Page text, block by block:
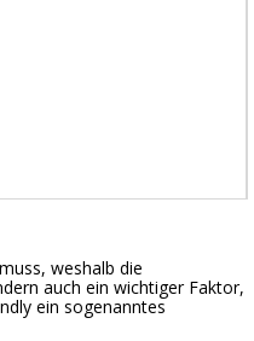
weshalb die
auch ein wichtiger Faktor,
ein sogenanntes